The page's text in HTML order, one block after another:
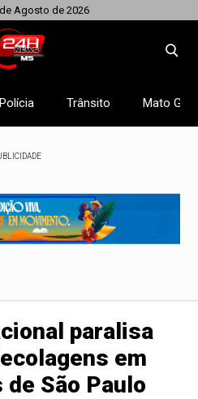
Agosto de 2026
Polícia Trânsito Mato
paralisa
em
São Paulo